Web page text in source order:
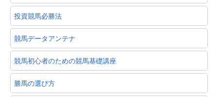
投資競馬必勝法
競馬データアンテナ
競馬初心者のための競馬基礎講座
勝馬の選び方